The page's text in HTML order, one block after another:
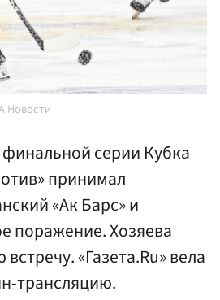
Новости
серии Кубка
принимал
«Ак Барс» и
поражение. Хозяева
«Газета.Ru» вела
трансляцию.